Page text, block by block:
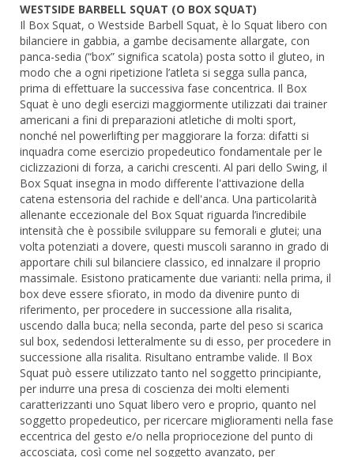
WESTSIDE BARBELL SQUAT (O BOX SQUAT)
Il Box Squat, o Westside Barbell Squat, è lo Squat libero con
bilanciere in gabbia, a gambe decisamente allargate, con
panca-sedia (“box” significa scatola) posta sotto il gluteo, in
modo che a ogni ripetizione l’atleta si segga sulla panca,
prima di effettuare la successiva fase concentrica. Il Box
Squat è uno degli esercizi maggiormente utilizzati dai trainer
americani a fini di preparazioni atletiche di molti sport,
nonché nel powerlifting per maggiorare la forza: difatti si
inquadra come esercizio propedeutico fondamentale per le
ciclizzazioni di forza, a carichi crescenti. Al pari dello Swing, il
Box Squat insegna in modo differente l'attivazione della
catena estensoria del rachide e dell'anca. Una particolarità
allenante eccezionale del Box Squat riguarda l’incredibile
intensità che è possibile sviluppare su femorali e glutei; una
volta potenziati a dovere, questi muscoli saranno in grado di
apportare chili sul bilanciere classico, ed innalzare il proprio
massimale. Esistono praticamente due varianti: nella prima, il
box deve essere sfiorato, in modo da divenire punto di
riferimento, per procedere in successione alla risalita,
uscendo dalla buca; nella seconda, parte del peso si scarica
sul box, sedendosi letteralmente su di esso, per procedere in
successione alla risalita. Risultano entrambe valide. Il Box
Squat può essere utilizzato tanto nel soggetto principiante,
per indurre una presa di coscienza dei molti elementi
caratterizzanti uno Squat libero vero e proprio, quanto nel
soggetto propedeutico, per ricercare miglioramenti nella fase
eccentrica del gesto e/o nella propriocezione del punto di
accosciata, così come nel soggetto avanzato, per